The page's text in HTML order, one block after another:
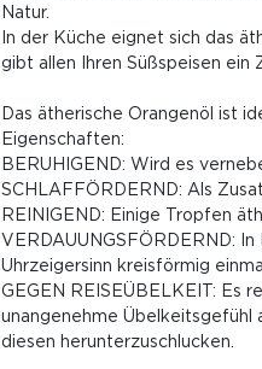
Natur.
In der Küche eignet sich das
gibt allen Ihren Süßspeisen ein
Das ätherische Orangenöl ist
Eigenschaften:
BERUHIGEND: Wird es
SCHLAFFÖRDERND: Als
REINIGEND: Einige Tropfen
VERDAUUNGSFÖRDERND:
Uhrzeigersinn kreisförmig
GEGEN REISEÜBELKEIT: Es
unangenehme Übelkeitsgefühl
diesen herunterzuschlucken.